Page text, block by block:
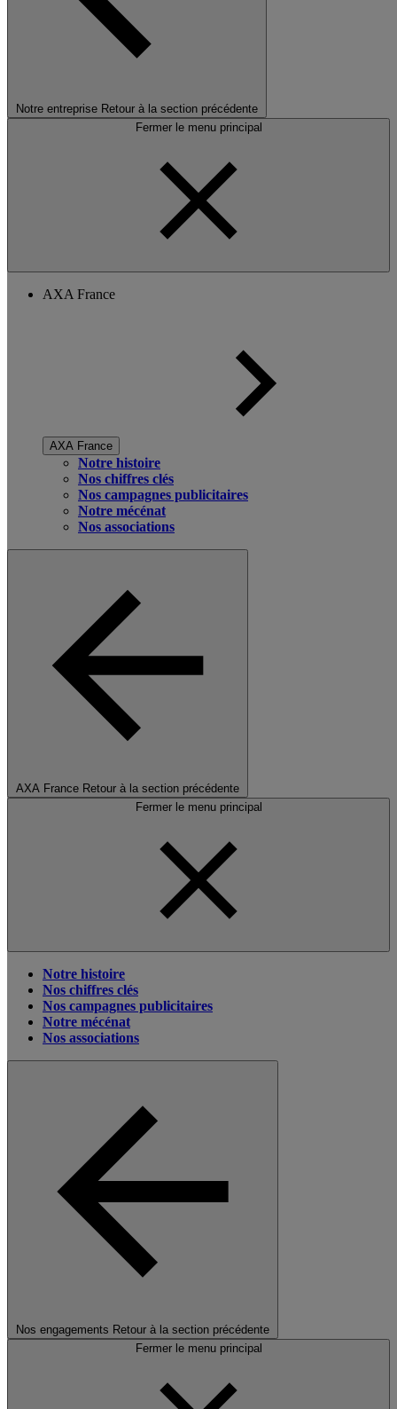
Notre entreprise Retour à la section précédente
Fermer le menu principal
AXA France
AXA France
Notre histoire
Nos chiffres clés
Nos campagnes publicitaires
Notre mécénat
Nos associations
AXA France Retour à la section précédente
Fermer le menu principal
Notre histoire
Nos chiffres clés
Nos campagnes publicitaires
Notre mécénat
Nos associations
Nos engagements Retour à la section précédente
Fermer le menu principal